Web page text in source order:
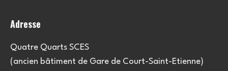
Adresse
Quatre Quarts SCES
(ancien bâtiment de Gare de Court-Saint-Etienne)